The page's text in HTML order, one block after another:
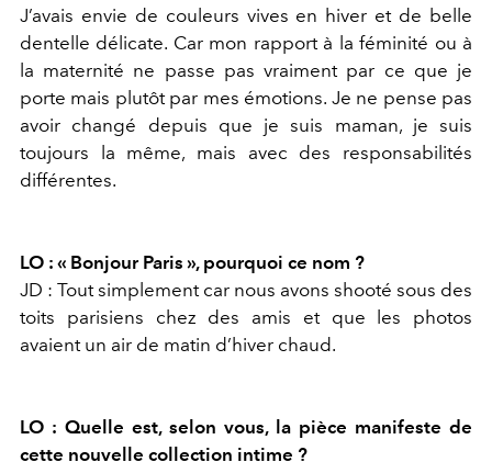
J’avais envie de couleurs vives en hiver et de belle
dentelle délicate. Car mon rapport à la féminité ou à
la maternité ne passe pas vraiment par ce que je
porte mais plutôt par mes émotions. Je ne pense pas
avoir changé depuis que je suis maman, je suis
toujours la même, mais avec des responsabilités
différentes.
LO : « Bonjour Paris », pourquoi ce nom ?
JD : Tout simplement car nous avons shooté sous des
toits parisiens chez des amis et que les photos
avaient un air de matin d’hiver chaud.
LO : Quelle est, selon vous, la pièce manifeste de
cette nouvelle collection intime ?